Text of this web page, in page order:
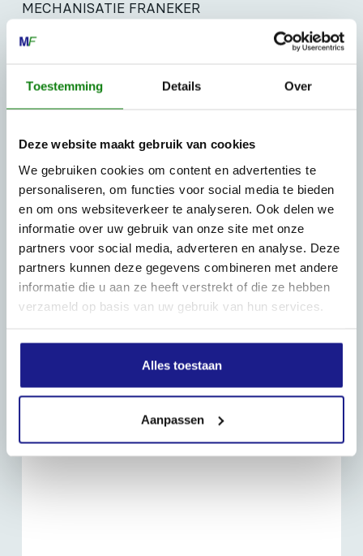
Toestemming Details Over
Deze website maakt gebruik van cookies
We gebruiken cookies om content en advertenties te
personaliseren, om functies voor social media te bieden
en om ons websiteverkeer te analyseren. Ook delen we
informatie over uw gebruik van onze site met onze
partners voor social media, adverteren en analyse. Deze
partners kunnen deze gegevens combineren met andere
informatie die u aan ze heeft verstrekt of die ze hebben
verzameld op basis van uw gebruik van hun services.
Alles toestaan
Aanpassen
MECHANISATIE FRANEKER
0517-396800
Bij storing:06-83139573
OPENINGSTIJDEN
Zondag: gesloten
Routebeschrijving